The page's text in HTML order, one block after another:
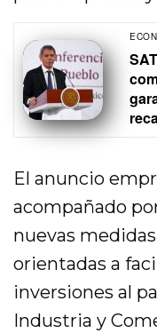
El anuncio
acompañado
nuevas
orientadas a
inversiones al
Industria y